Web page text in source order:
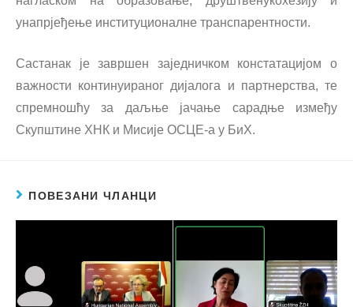
унапрјеђење институционалне транспарентности.
Састанак је завршен заједничком констатацијом о
важности континуираног дијалога и партнерства, те
спремношћу за даљње јачање сарадње између
Скупштине ХНК и Мисије ОСЦЕ-а у БиХ.
ПОВЕЗАНИ ЧЛАНЦИ